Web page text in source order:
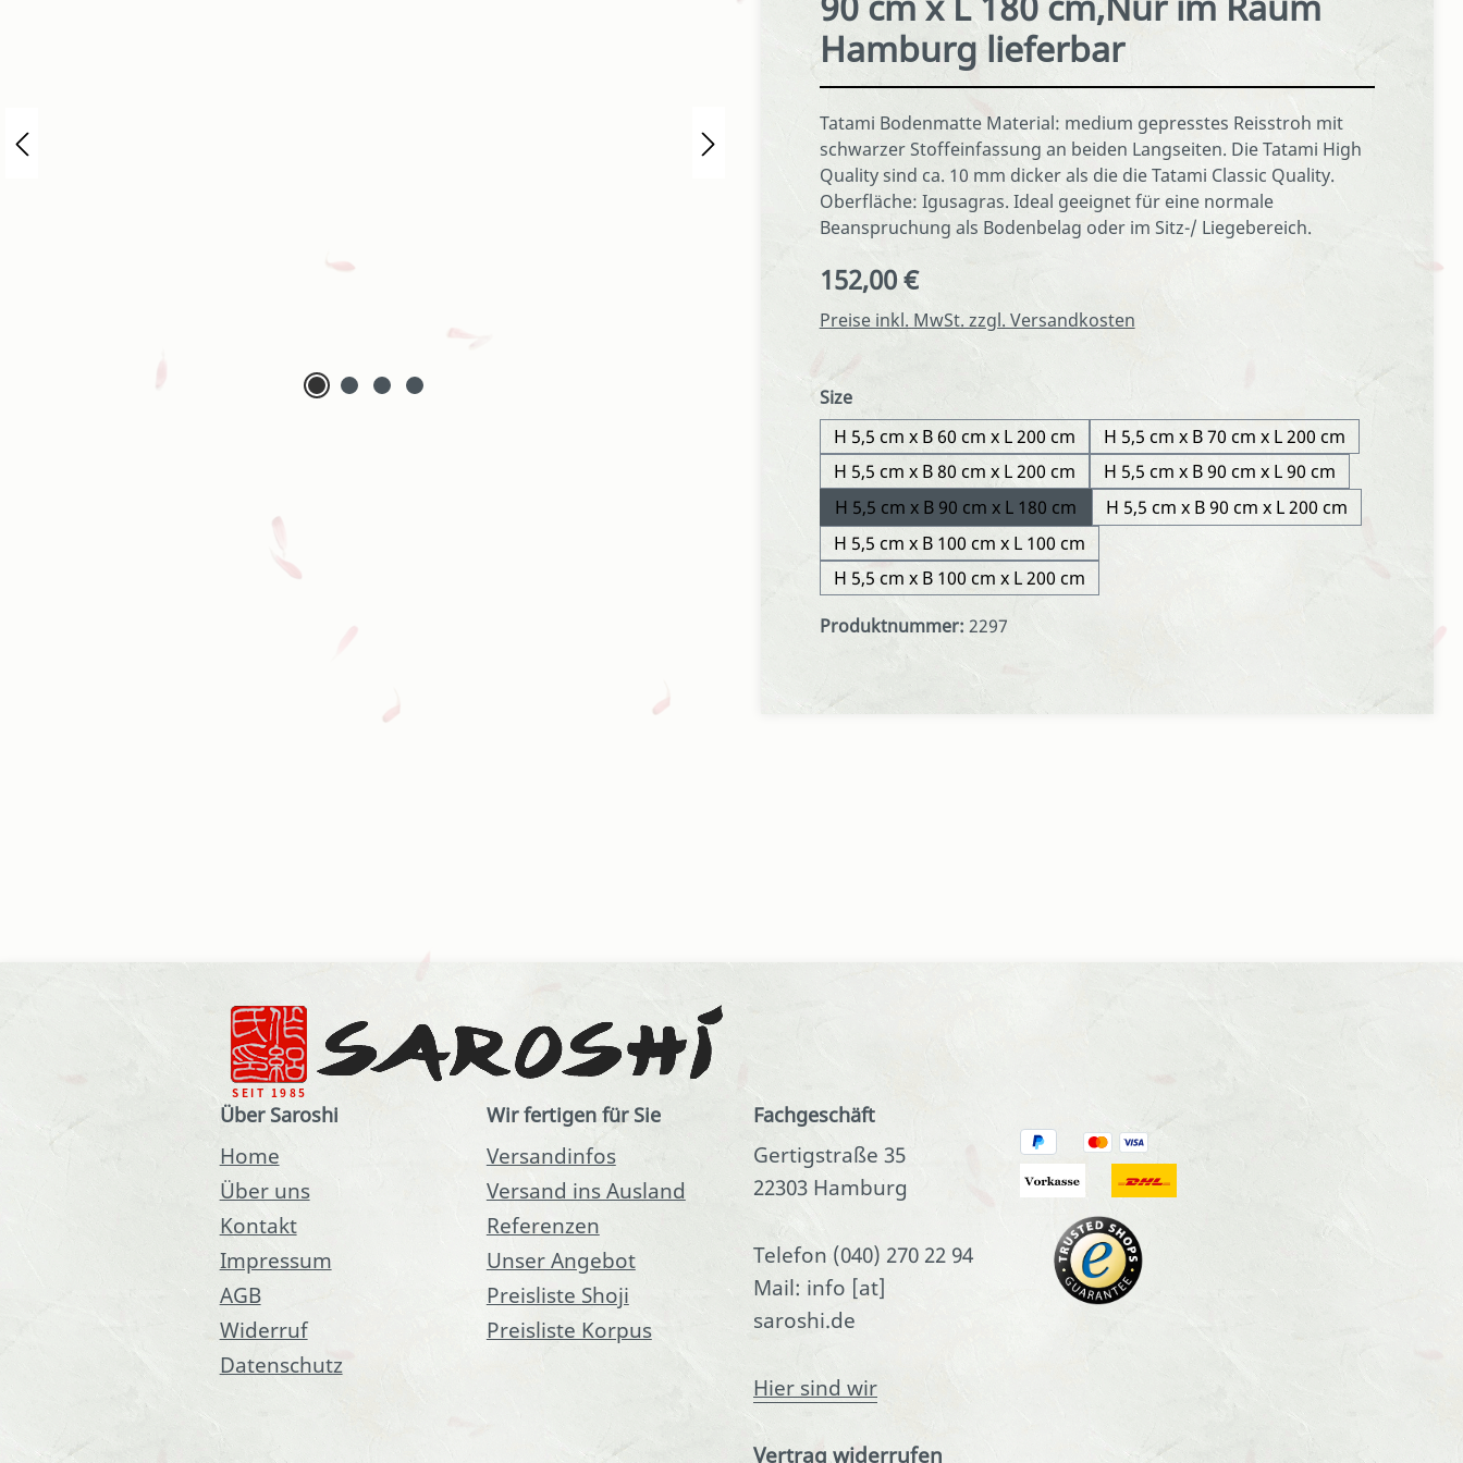
Hamburg lieferbar
Tatami Bodenmatte Material: medium gepresstes Reisstroh mit
schwarzer Stoffeinfassung an beiden Langseiten. Die Tatami High
Quality sind ca. 10 mm dicker als die die Tatami Classic Quality.
Oberfläche: Igusagras. Ideal geeignet für eine normale
Beanspruchung als Bodenbelag oder im Sitz-/ Liegebereich.
Regulärer Preis:
152,00 €
Preise inkl. MwSt. zzgl. Versandkosten
Sizeauswählen
H 5,5 cm x B 60 cm x L 200 cm
H 5,5 cm x B 70 cm x L 200 cm
H 5,5 cm x B 80 cm x L 200 cm
H 5,5 cm x B 90 cm x L 90 cm
H 5,5 cm x B 90 cm x L 180 cm
H 5,5 cm x B 90 cm x L 200 cm
H 5,5 cm x B 100 cm x L 100 cm
H 5,5 cm x B 100 cm x L 200 cm
Produktnummer: 2297
Über Saroshi
Home
Über uns
Kontakt
Impressum
AGB
Widerruf
Datenschutz
Wir fertigen für Sie
Versandinfos
Versand ins Ausland
Referenzen
Unser Angebot
Preisliste Shoji
Preisliste Korpus
Fachgeschäft
Gertigstraße 35
22303 Hamburg
Telefon (040) 270 22 94
Mail: info [at]
saroshi.de
Hier sind wir
Vertrag widerrufen